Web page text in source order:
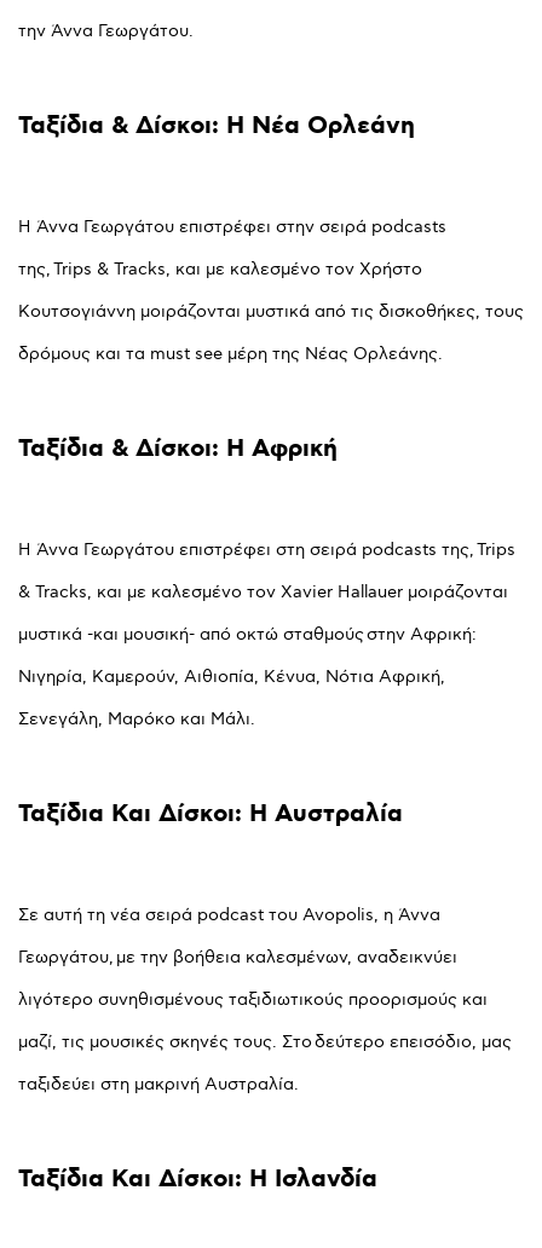
την Άννα Γεωργάτου.
Ταξίδια & Δίσκοι: Η Νέα Ορλεάνη
Η Άννα Γεωργάτου επιστρέφει στην σειρά podcasts
της, Trips & Tracks, και με καλεσμένο τον Χρήστο
Κουτσογιάννη μοιράζονται μυστικά από τις δισκοθήκες, τους
δρόμους και τα must see μέρη της Νέας Ορλεάνης.
Ταξίδια & Δίσκοι: Η Αφρική
Η Άννα Γεωργάτου επιστρέφει στη σειρά podcasts της, Trips
& Tracks, και με καλεσμένο τον Xavier Hallauer μοιράζονται
μυστικά -και μουσική- από οκτώ σταθμούς στην Αφρική:
Νιγηρία, Καμερούν, Αιθιοπία, Κένυα, Νότια Αφρική,
Σενεγάλη, Μαρόκο και Μάλι.
Ταξίδια Και Δίσκοι: Η Αυστραλία
Σε αυτή τη νέα σειρά podcast του Avopolis, η Άννα
Γεωργάτου, με την βοήθεια καλεσμένων, αναδεικνύει
λιγότερο συνηθισμένους ταξιδιωτικούς προορισμούς και
μαζί, τις μουσικές σκηνές τους. Στο δεύτερο επεισόδιο, μας
ταξιδεύει στη μακρινή Αυστραλία.
Ταξίδια Και Δίσκοι: Η Ισλανδία